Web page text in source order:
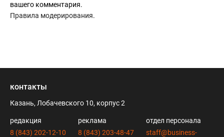
вашего комментария.
Правила модерирования.
контакты
Казань, Лобачевского 10, корпус 2
редакция
8 (843) 202-12-10
реклама
8 (843) 203-48-47
отдел персонала
staff@business-